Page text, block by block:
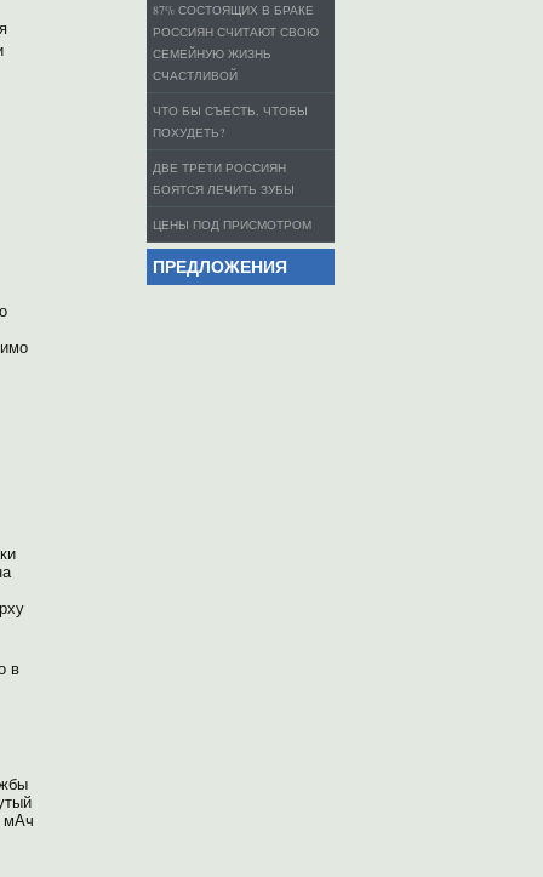
в
мАч
87% СОСТОЯЩИХ В БРАКЕ
РОССИЯН СЧИТАЮТ СВОЮ
СЕМЕЙНУЮ ЖИЗНЬ
СЧАСТЛИВОЙ
ЧТО БЫ СЪЕСТЬ, ЧТОБЫ
ПОХУДЕТЬ?
ДВЕ ТРЕТИ РОССИЯН
БОЯТСЯ ЛЕЧИТЬ ЗУБЫ
ЦЕНЫ ПОД ПРИСМОТРОМ
ПРЕДЛОЖЕНИЯ